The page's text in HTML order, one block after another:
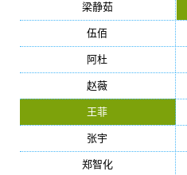
梁静茹
伍佰
阿杜
赵薇
王菲
张宇
郑智化